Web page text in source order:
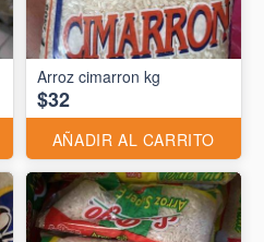
Arroz cimarron kg
$32
AÑADIR AL CARRITO